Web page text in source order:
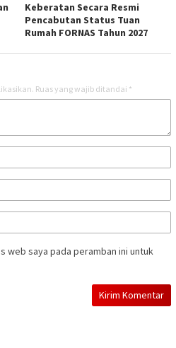
Keberatan Secara Resmi
Pencabutan Status Tuan
Rumah FORNAS Tahun 2027
Ruas yang wajib ditandai *
web saya pada peramban ini untuk